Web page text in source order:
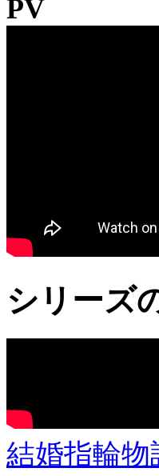
PV
シリーズ
結婚指輪